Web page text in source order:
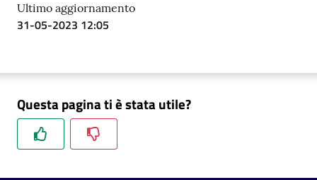
Ultimo aggiornamento
31-05-2023 12:05
Questa pagina ti è stata utile?